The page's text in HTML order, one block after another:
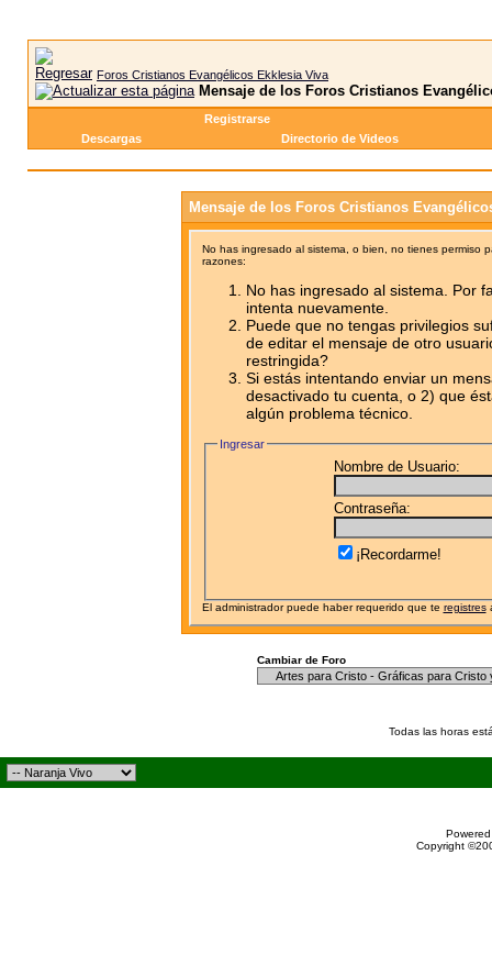
Foros Cristianos Evangélicos Ekklesia Viva
Mensaje de los Foros Cristianos
Registrarse
Descargas
Directorio de Videos
Mensaje de los Foros Cristianos
No has ingresado al sistema, o bien, no tienes permiso
razones:
No has ingresado al sistema. Por
intenta nuevamente.
Puede que no tengas privilegios
de editar el mensaje de otro
restringida?
Si estás intentando enviar un
desactivado tu cuenta, o 2) que
algún problema técnico.
Ingresar
Nombre de Usuario:
Contraseña:
¡Recordarme!
El administrador puede haber requerido que te registres
Cambiar de Foro
Todas las horas
Copyright